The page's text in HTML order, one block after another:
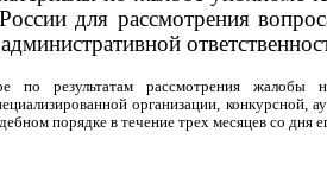
для рассмотрения
по результатам рассмотрения жалобы
организации, конкурсной,
порядке в течение трех месяцев со дня